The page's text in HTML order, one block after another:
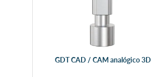
GDT CAD / CAM analógico 3D